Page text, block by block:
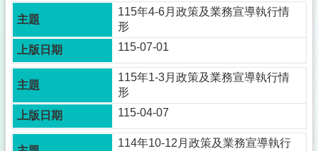
務
簡
介
政
風
服
務
下
載
115年4-6月政策及業務宣導執行情
形
115-07-01
115年1-3月政策及業務宣導執行情
形
115-04-07
114年10-12月政策及業務宣導執行